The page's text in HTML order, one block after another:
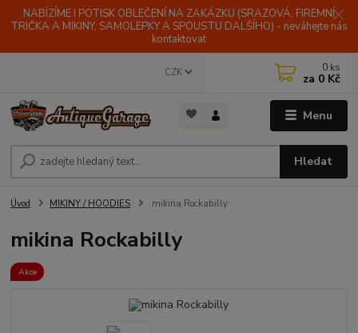
NABÍZÍME I POTISK OBLEČENÍ NA ZAKÁZKU (SRAZOVÁ, FIREMNÍ
TRIČKA A MIKINY, SAMOLEPKY A SPOUSTU DALŠÍHO) - neváhejte nás
kontaktovat
Menu
CZK
Hledat
0 ks
za 0 Kč
Úvod MIKINY / HOODIES mikina Rockabilly
mikina Rockabilly
Akce